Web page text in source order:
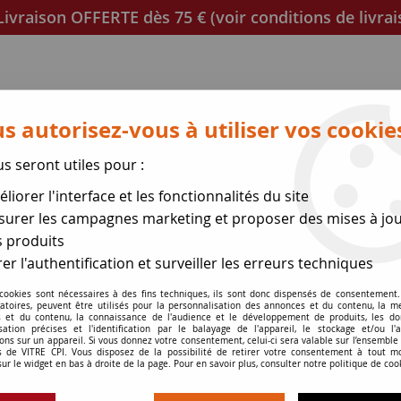
OFFERTE dès 75 € (voir conditions de
Mica et joint à découper Joints de porte
des expéditions le 17
6 mm
Joint creux Ø 6
autorisez-vous à utiliser vos
seront utiles pour :
l'interface et les fonctionnalités du site
les campagnes marketing et proposer des mises à
produits
l'authentification et surveiller les erreurs techniques
sont nécessaires à des fins techniques, ils sont donc dispensés de
peuvent être utilisés pour la personnalisation des annonces et du contenu, la
et du contenu, la connaissance de l'audience et le développement de produits, les
précises et l'identification par le balayage de l'appareil, le stockage et/ou
sur un appareil. Si vous donnez votre consentement, celui-ci sera valable sur l’ensemble
de VITRE CPI. Vous disposez de la possibilité de retirer votre consentement à tout
le widget en bas à droite de la page. Pour en savoir plus, consulter notre politique de